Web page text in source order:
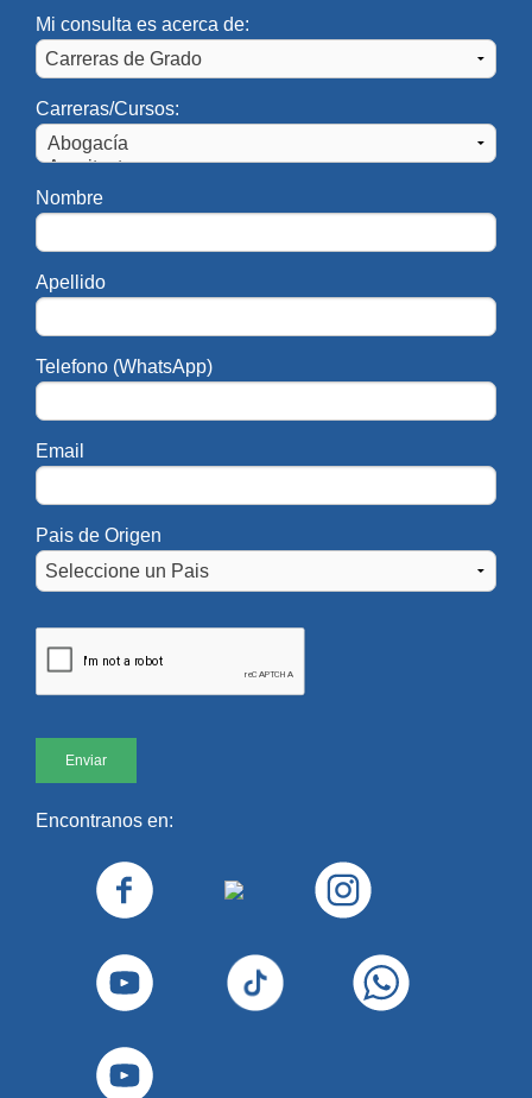
Mi consulta es acerca de:
Carreras/Cursos:
Nombre
Apellido
Telefono (WhatsApp)
Email
Pais de Origen
Encontranos en: